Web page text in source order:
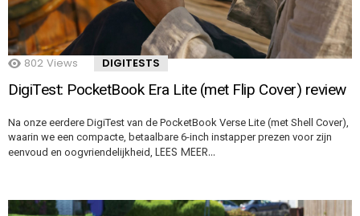
802 Views DIGITESTS
DigiTest: PocketBook Era Lite (met Flip Cover) review
Na onze eerdere DigiTest van de PocketBook Verse Lite (met Shell Cover),
waarin we een compacte, betaalbare 6-inch instapper prezen voor zijn
eenvoud en oogvriendelijkheid, LEES MEER…